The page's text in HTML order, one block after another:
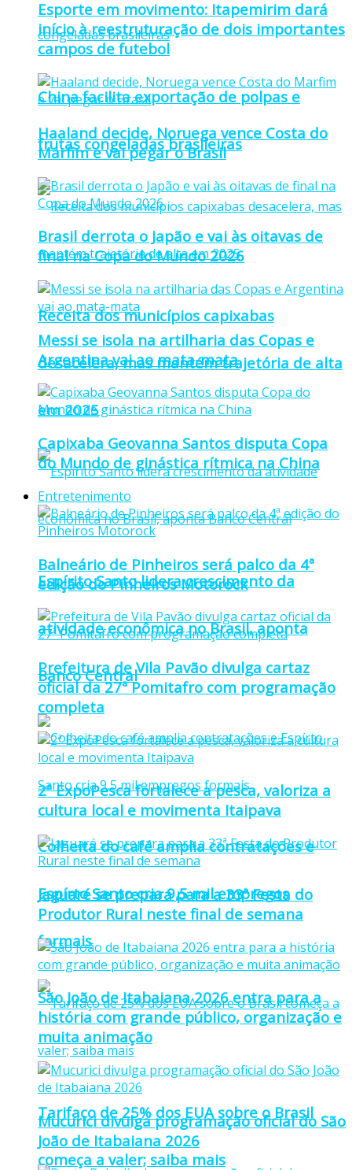
China facilita exportação de polpas e
frutas congeladas brasileiras
Receita dos municípios capixabas
desacelera, mas mantém trajetória de alta
em 2025
Espírito Santo lidera crescimento da
atividade econômica no Brasil, aponta
Banco Central
Colheita do café amplia contratações e
Espírto Santo cria 9,5 mil empregos
formais
Tarifaço de 25% dos EUA sobre o Brasil
começa a valer; saiba mais
Esporte em movimento: Itapemirim dará
início à reestruturação de dois importantes
campos de futebol
Haaland decide, Noruega vence Costa do
Marfim e vai pegar o Brasil
Brasil derrota o Japão e vai às oitavas de
final na Copa do Mundo 2026
Messi se isola na artilharia das Copas e
Argentina vai ao mata-mata
Capixaba Geovanna Santos disputa Copa
do Mundo de ginástica rítmica na China
Entretenimento
Balneário de Pinheiros será palco da 4ª
edição do Pinheiros Motorock
Prefeitura de Vila Pavão divulga cartaz
oficial da 27ª Pomitafro com programação
completa
2ª ExpoPesca fortalece a pesca, valoriza a
cultura local e movimenta Itaipava
Jaguaré se prepara para a 33ª Festa do
Produtor Rural neste final de semana
São João de Itabaiana 2026 entra para a
história com grande público, organização e
muita animação
Mucurici divulga programação oficial do São
João de Itabaiana 2026